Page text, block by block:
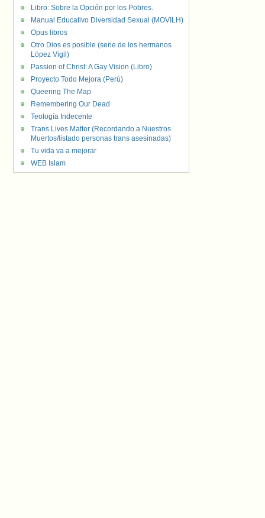
Libro: Sobre la Opción por los Pobres.
Manual Educativo Diversidad Sexual (MOVILH)
Opus libros
Otro Dios es posible (serie de los hermanos
López Vigil)
Passion of Christ: A Gay Vision (Libro)
Proyecto Todo Mejora (Perú)
Queering The Map
Remembering Our Dead
Teología Indecente
Trans Lives Matter (Recordando a Nuestros
Muertos/listado personas trans asesinadas)
Tu vida va a mejorar
WEB Islam